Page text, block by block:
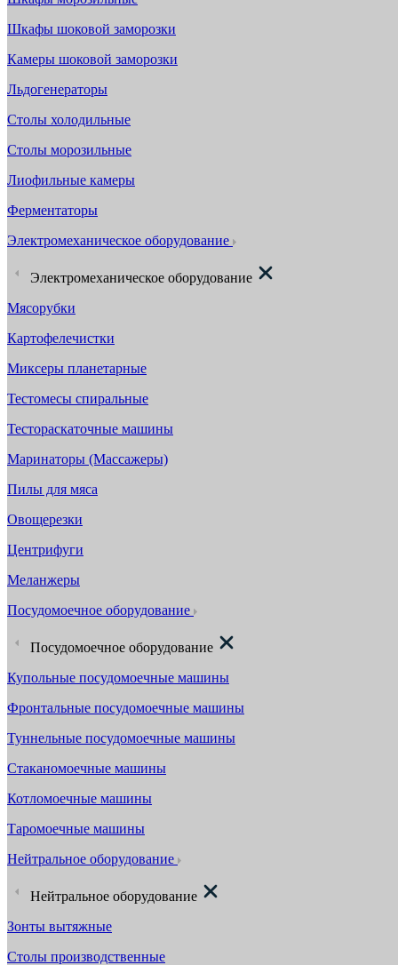
Шкафы шоковой заморозки
Камеры шоковой заморозки
Льдогенераторы
Столы холодильные
Столы морозильные
Лиофильные камеры
Ферментаторы
Электромеханическое оборудование
Электромеханическое оборудование
Мясорубки
Картофелечистки
Миксеры планетарные
Тестомесы спиральные
Тестораскаточные машины
Маринаторы (Массажеры)
Пилы для мяса
Овощерезки
Центрифуги
Меланжеры
Посудомоечное оборудование
Посудомоечное оборудование
Купольные посудомоечные машины
Фронтальные посудомоечные машины
Туннельные посудомоечные машины
Стаканомоечные машины
Котломоечные машины
Таромоечные машины
Нейтральное оборудование
Нейтральное оборудование
Зонты вытяжные
Столы производственные